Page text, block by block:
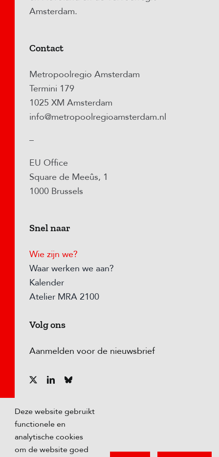
Amsterdam.
Contact
Metropoolregio Amsterdam
Termini 179
1025 XM Amsterdam
info@metropoolregioamsterdam.nl
–
EU Office
Square de Meeûs, 1
1000 Brussels
Snel naar
Wie zijn we?
Waar werken we aan?
Kalender
Atelier MRA 2100
Volg ons
Aanmelden voor de nieuwsbrief
Deze website gebruikt
functionele en
analytische cookies
om de website goed